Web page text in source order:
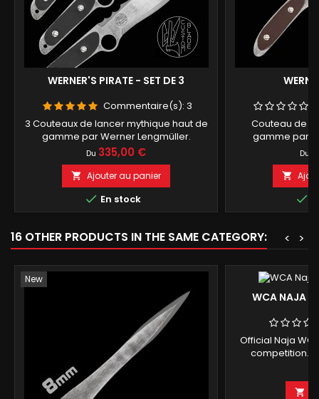
WERNER'S PIRATE - SET DE 3
Commentaire(s): 3
3 Couteaux de lancer mythique haut de
gamme par Werner Lengmüller.
Du Prix
335,00 €
 Ajouter au panier
 En stock
Couteau de
gamme par
Du


16 OTHER PRODUCTS IN THE SAME CATEGORY: >
<
New
WCA NAJA
Official Naja
competition.
